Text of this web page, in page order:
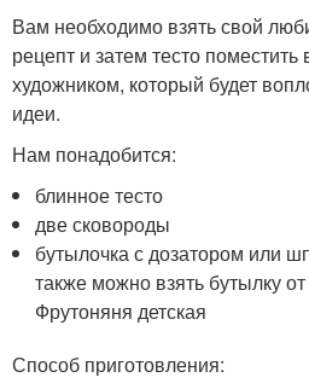
Вам необходимо взять свой
рецепт и затем тесто поместить
художником, который будет
идеи.
Нам понадобится:
блинное тесто
две сковороды
бутылочка с дозатором или
также можно взять бутылку
Фрутоняня детская
Способ приготовления: